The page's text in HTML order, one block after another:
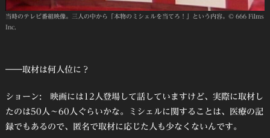
当時のテレビ番組映像。三人の中から「本物のミシェルを当てろ！」という内容。© 666 Films
Inc.
――取材は何人位に？
ショーン: 映画には12人登場して話していますけど、実際に取材し
たのは50人～60人ぐらいかな。ミシェルに関することは、医療の記
録でもあるので、匿名で取材に応じた人も少なくないんです。